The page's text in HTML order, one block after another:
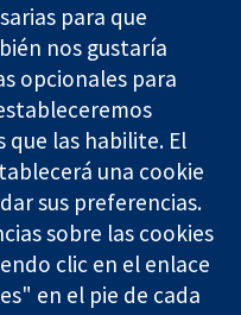
Contacto
Noticias
Prensa
Sobre
nosotros
Empleo
Cochrane
Library
para que
nos gustaría
opcionales para
que las habilite. El
una cookie
sus preferencias.
sobre las cookies
clic en el enlace
en el pie de cada